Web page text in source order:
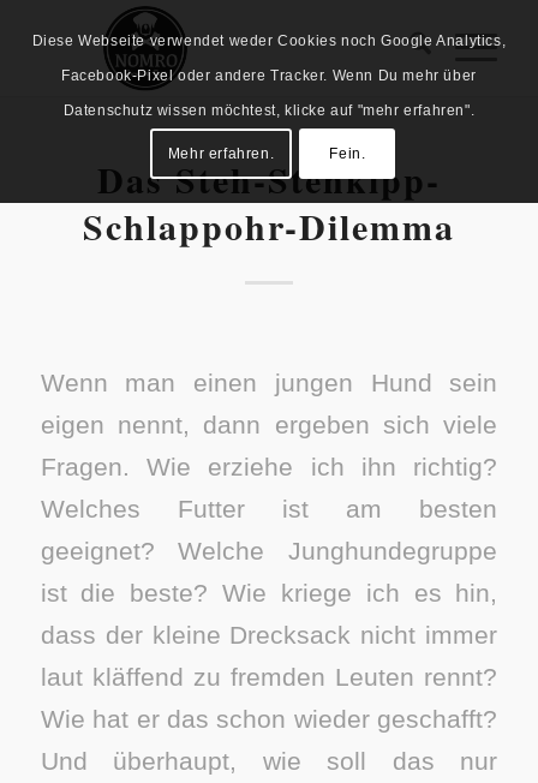
Das Steh-Stehkipp-
Schlappohr-Dilemma
Wenn man einen jungen Hund sein
eigen nennt, dann ergeben sich viele
Fragen. Wie erziehe ich ihn richtig?
Welches Futter ist am besten
geeignet? Welche Junghundegruppe
ist die beste? Wie kriege ich es hin,
dass der kleine Drecksack nicht immer
laut kläffend zu fremden Leuten rennt?
Wie hat er das schon wieder geschafft?
Und überhaupt, wie soll das nur
Diese Webseite verwendet weder Cookies noch Google Analytics,
Facebook-Pixel oder andere Tracker. Wenn Du mehr über
Datenschutz wissen möchtest, klicke auf "mehr erfahren".
Mehr erfahren. Fein.